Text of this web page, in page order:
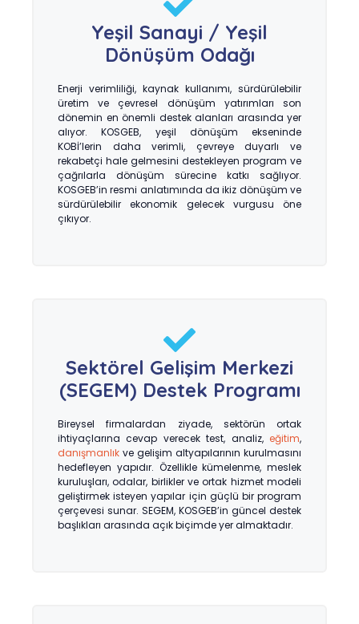
Yeşil Sanayi / Yeşil
Dönüşüm Odağı
Enerji verimliliği, kaynak kullanımı, sürdürülebilir
üretim ve çevresel dönüşüm yatırımları son
dönemin en önemli destek alanları arasında yer
alıyor. KOSGEB, yeşil dönüşüm ekseninde
KOBİ’lerin daha verimli, çevreye duyarlı ve
rekabetçi hale gelmesini destekleyen program ve
çağrılarla dönüşüm sürecine katkı sağlıyor.
KOSGEB’in resmi anlatımında da ikiz dönüşüm ve
sürdürülebilir ekonomik gelecek vurgusu öne
çıkıyor.
Sektörel Gelişim Merkezi
(SEGEM) Destek Programı
Bireysel firmalardan ziyade, sektörün ortak
ihtiyaçlarına cevap verecek test, analiz, eğitim,
danışmanlık ve gelişim altyapılarının kurulmasını
hedefleyen yapıdır. Özellikle kümelenme, meslek
kuruluşları, odalar, birlikler ve ortak hizmet modeli
geliştirmek isteyen yapılar için güçlü bir program
çerçevesi sunar. SEGEM, KOSGEB’in güncel destek
başlıkları arasında açık biçimde yer almaktadır.